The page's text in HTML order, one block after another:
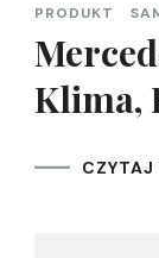
PRODUKT
Klima,
CZYTAJ